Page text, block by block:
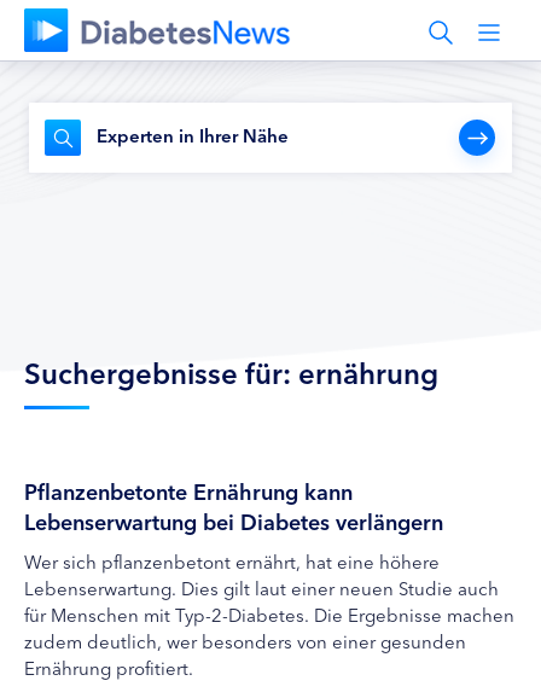
Experten in Ihrer Nähe
Suchergebnisse für: ernährung
Pflanzenbetonte Ernährung kann
Lebenserwartung bei Diabetes verlängern
Wer sich pflanzenbetont ernährt, hat eine höhere
Lebenserwartung. Dies gilt laut einer neuen Studie auch
für Menschen mit Typ-2-Diabetes. Die Ergebnisse machen
zudem deutlich, wer besonders von einer gesunden
Ernährung profitiert.